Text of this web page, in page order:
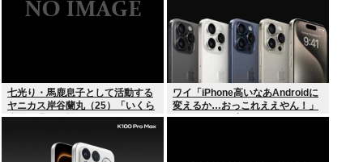
七光り・馬鹿息子として活動する
ヤニカス岸谷蘭丸（25）「いくら
税金を我々が払ってるんだと」
ワイ「iPhone高いなあAndroidに
変えるか…おっこれええやん！」
→iPhoneより高い